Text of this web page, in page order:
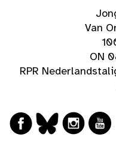
Van
ON
RPR